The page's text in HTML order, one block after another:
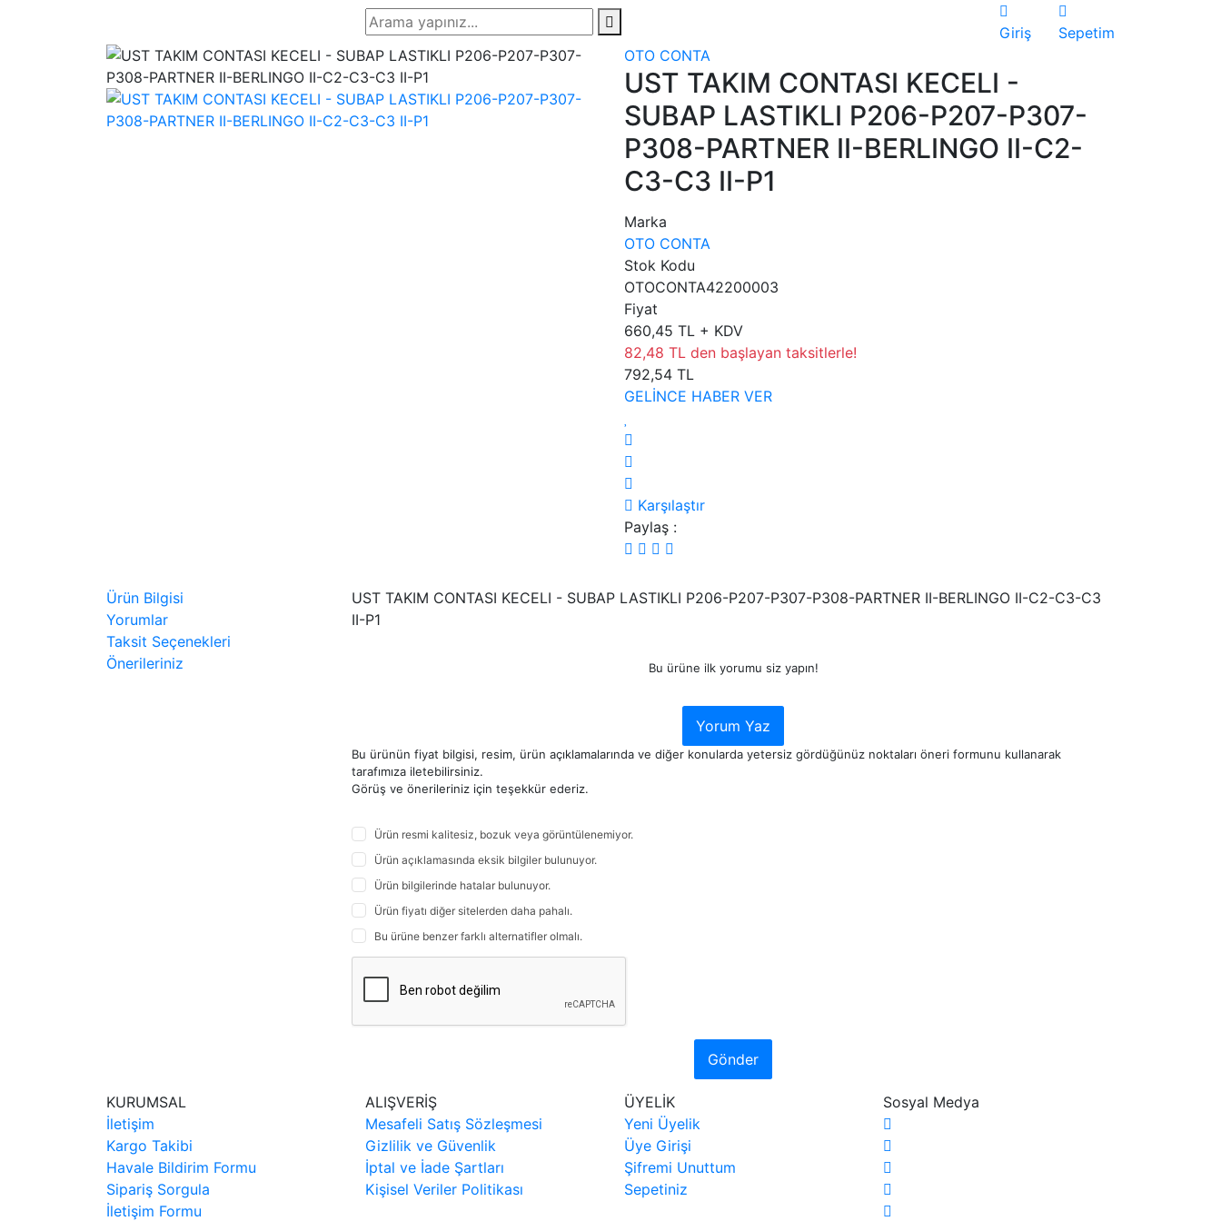
Giriş
Sepetim
OTO CONTA
UST TAKIM CONTASI KECELI -
SUBAP LASTIKLI P206-P207-P307-
P308-PARTNER II-BERLINGO II-C2-
C3-C3 II-P1
Marka
OTO CONTA
Stok Kodu
OTOCONTA42200003
Fiyat
660,45 TL + KDV
82,48 TL den başlayan taksitlerle!
792,54 TL
GELİNCE HABER VER
Karşılaştır
Paylaş :
Ürün Bilgisi
Yorumlar
Taksit Seçenekleri
Önerileriniz
UST TAKIM CONTASI KECELI - SUBAP LASTIKLI P206-P207-P307-P308-PARTNER II-BERLINGO II-C2-C3-C3
II-P1
Bu ürüne ilk yorumu siz yapın!
Yorum Yaz
Bu ürünün fiyat bilgisi, resim, ürün açıklamalarında ve diğer konularda yetersiz gördüğünüz noktaları öneri formunu kullanarak
tarafımıza iletebilirsiniz.
Görüş ve önerileriniz için teşekkür ederiz.
Ürün resmi kalitesiz, bozuk veya görüntülenemiyor.
Ürün açıklamasında eksik bilgiler bulunuyor.
Ürün bilgilerinde hatalar bulunuyor.
Ürün fiyatı diğer sitelerden daha pahalı.
Bu ürüne benzer farklı alternatifler olmalı.
Gönder
KURUMSAL
İletişim
Kargo Takibi
Havale Bildirim Formu
Sipariş Sorgula
İletişim Formu
ALIŞVERİŞ
Mesafeli Satış Sözleşmesi
Gizlilik ve Güvenlik
İptal ve İade Şartları
Kişisel Veriler Politikası
ÜYELİK
Yeni Üyelik
Üye Girişi
Şifremi Unuttum
Sepetiniz
Sosyal Medya